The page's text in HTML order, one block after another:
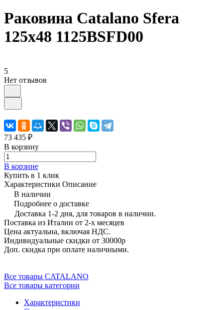
Раковина Catalano Sfera
125x48 1125BSFD00
5
Нет отзывов
73 435 ₽
В корзину
В корзине
Купить в 1 клик
Характеристики Описание
В наличии
Подробнее о доставке
Доставка 1-2 дня, для товаров в наличии.
Поставка из Италии от 2-х месяцев
Цена актуальна, включая НДС.
Индивидуальные скидки от 30000р
Доп. скидка при оплате наличными.
Все товары CATALANO
Все товары категории
Характеристики